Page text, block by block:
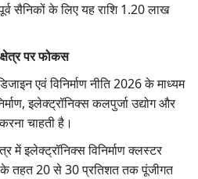
सैनिकों के लिए यह राशि1.20लाख
पर फोकस
एवं विनिर्माण नीति 2026के माध्यम
,इलेक्ट्रॉनिक्स कलपुर्जा उद्योग और
चाहती है।
में इलेक्ट्रॉनिक्स विनिर्माण क्लस्टर
के तहत20से30प्रतिशत तक पूंजीगत